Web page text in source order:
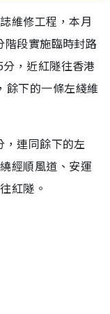
維修工程，本月
段實施臨時封路
，近紅隧往香港
餘下的一條左綫維
連同餘下的左
經順風道、安運
紅隧。